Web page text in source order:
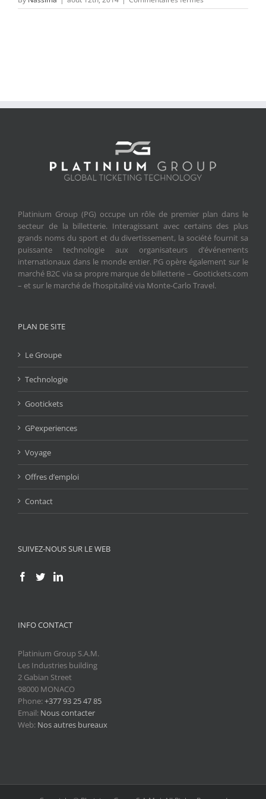
Fans
Platinium Group (PG) occupe un rôle de premier plan dans le
secteur de la billetterie. Interagissant avec certains des plus
grands noms du sport et du divertissement, la société fournit sa
puissante technologie aux organisateurs d’événements
internationaux dans le monde entier. PG opère également sur le
marché B2C via sa propre marque de billetterie – Gootickets.com
– et sur le marché de l’hospitalité via Monte-Carlo Travel.
PLAN DE SITE
Le Groupe
Technologie
Gootickets
GPexperiences
Voyage
Offres d’emploi
Contact
SUIVEZ-NOUS SUR LE WEB
INFO CONTACT
Platinium Group S.A.M.
Les Industries building
2 Gabian Street
98000 MONACO
Phone:+377 93 25 47 85
Email: Nous contacter
Web: Nos autres bureaux